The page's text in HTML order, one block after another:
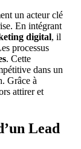
un acteur clé
En intégrant
digital, il
processus
. Cette
dans un
Grâce à
attirer et
Lead